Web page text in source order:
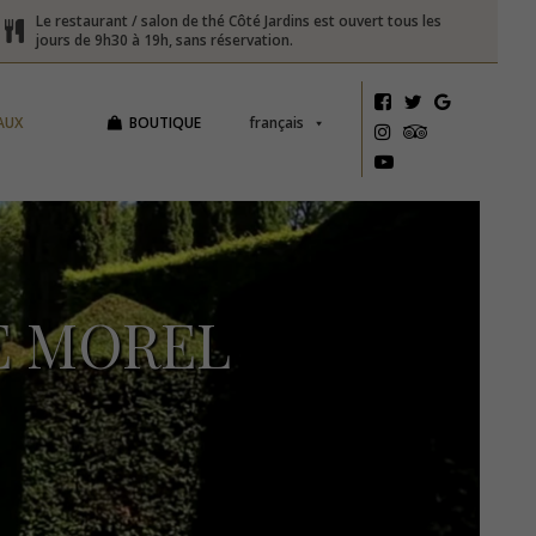
Le restaurant / salon de thé Côté Jardins est ouvert tous les
jours de 9h30 à 19h, sans réservation.
français
BOUTIQUE
MOREL